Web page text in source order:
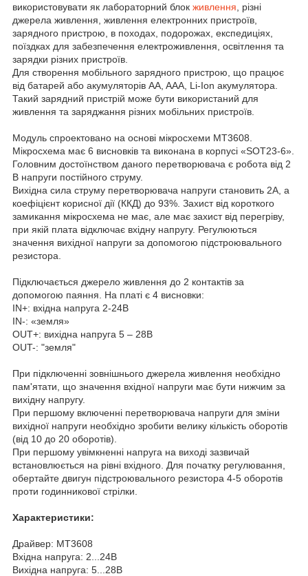
використовувати як лабораторний блок живлення , різні
джерела живлення, живлення електронних пристроїв,
зарядного пристрою, в походах, подорожах, експедиціях,
поїздках для забезпечення електроживлення, освітлення та
зарядки різних пристроїв.
Для створення мобільного зарядного пристрою, що працює
від батарей або акумуляторів AA, AAA, Li-Ion акумулятора.
Такий зарядний пристрій може бути використаний для
живлення та заряджання різних мобільних пристроїв.
Модуль спроектовано на основі мікросхеми MT3608.
Мікросхема має 6 висновків та виконана в корпусі «SOT23-6».
Головним достоїнством даного перетворювача є робота від 2
В напруги постійного струму.
Вихідна сила струму перетворювача напруги становить 2А, а
коефіцієнт корисної дії (ККД) до 93%. Захист від короткого
замикання мікросхема не має, але має захист від перегріву,
при якій плата відключає вхідну напругу. Регулюються
значення вихідної напруги за допомогою підстроювального
резистора.
Підключається джерело живлення до 2 контактів за
допомогою паяння. На платі є 4 висновки:
IN+: вхідна напруга 2-24В
IN-: «земля»
OUT+: вихідна напруга 5 – 28В
OUT-: "земля"
При підключенні зовнішнього джерела живлення необхідно
пам'ятати, що значення вхідної напруги має бути нижчим за
вихідну напругу.
При першому включенні перетворювача напруги для зміни
вихідної напруги необхідно зробити велику кількість оборотів
(від 10 до 20 оборотів).
При першому увімкненні напруга на виході зазвичай
встановлюється на рівні вхідного. Для початку регулювання,
обертайте двигун підстроювального резистора 4-5 оборотів
проти годинникової стрілки.
Характеристики:
Драйвер: MT3608
Вхідна напруга: 2...24В
Вихідна напруга: 5...28В